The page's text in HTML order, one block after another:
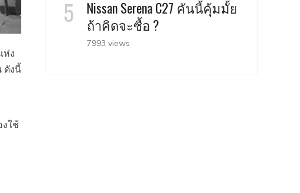
ห่ง
ดังนี้
ใช้
Nissan Serena C27 คันนี้คุ้มมั้ย
ถ้าคิดจะซื้อ ?
7993 views